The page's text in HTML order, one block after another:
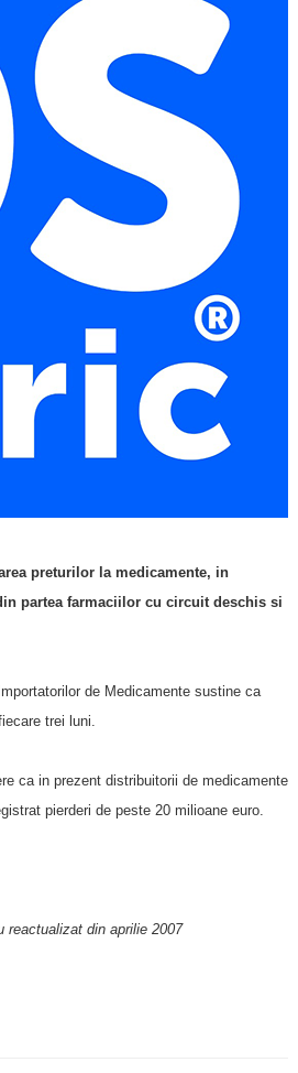
preturilor la medicamente, in
partea farmaciilor cu circuit deschis si
de Medicamente sustine ca
trei luni.
ca in prezent distribuitorii de medicamente
pierderi de peste 20 milioane euro.
reactualizat din aprilie 2007